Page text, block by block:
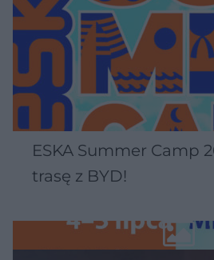
ESKA Summer Camp
trasę z BYD!